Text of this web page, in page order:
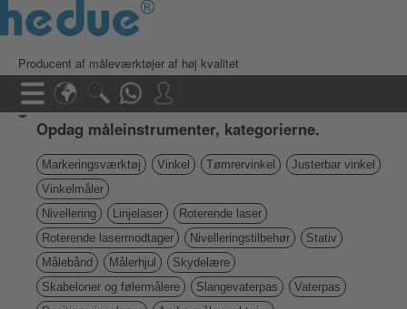
Producent af måleværktøjer af høj kvalitet
Opdag måleinstrumenter, kategorierne.
Markeringsværktøj Vinkel Tømrervinkel
Justerbar vinkel
Vinkelmåler
Nivellering
Linjelaser
Roterende laser
Roterende lasermodtager
Nivelleringstilbehør
Stativ
Målebånd
Målerhjul
Skydelære
Skabeloner og følermålere
Slangevaterpas
Vaterpas